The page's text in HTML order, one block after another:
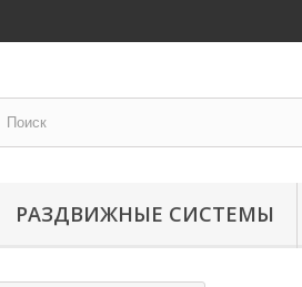
РАЗДВИЖНЫЕ СИСТЕМЫ